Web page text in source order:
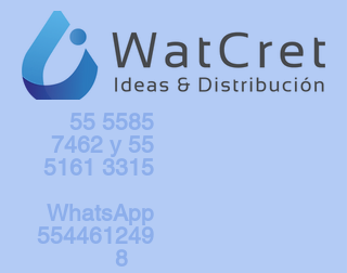
55 5585
7462 y 55
5161 3315
WhatsApp
554461249
8